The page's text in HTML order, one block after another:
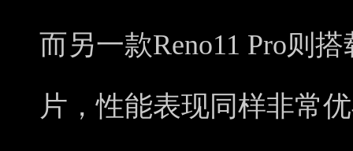
而另一款Reno11 Pro则
片，性能表现同样非常